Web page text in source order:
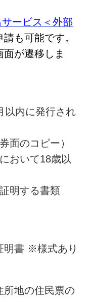
サービス＜外部
も可能です。
面が遷移しま
以内に発行され
面のコピー）
おいて18歳以
明する書類
明書 ※様式あり
所地の住民票の